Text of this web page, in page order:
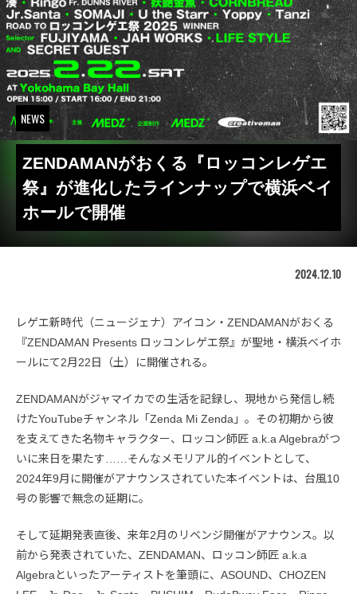
NEWS
ZENDAMANがおくる『ロッコンレゲエ
祭』が進化したラインナップで横浜ベイ
ホールで開催
2024.12.10
レゲエ新時代（ニュージェナ）アイコン・ZENDAMANがおくる
『ZENDAMAN Presents ロッコンレゲエ祭』が聖地・横浜ベイホ
ールにて2月22日（土）に開催される。
ZENDAMANがジャマイカでの生活を記録し、現地から発信し続
けたYouTubeチャンネル「Zenda Mi Zenda」。その初期から彼
を支えてきた名物キャラクター、ロッコン師匠 a.k.a Algebraがつ
いに来日を果たす……そんなメモリアル的イベントとして、
2024年9月に開催がアナウンスされていた本イベントは、台風10
号の影響で無念の延期に。
そして延期発表直後、来年2月のリベンジ開催がアナウンス。以
前から発表されていた、ZENDAMAN、ロッコン師匠 a.k.a
Algebraといったアーティストを筆頭に、ASOUND、CHOZEN